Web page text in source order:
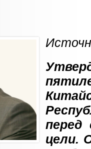
перед
цели.